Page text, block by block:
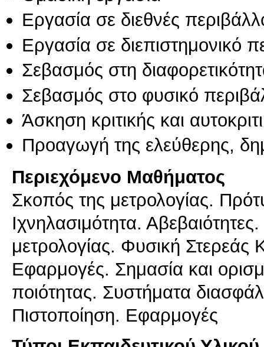
Εργασία σε διεθνές
Εργασία σε διεπιστημονικό
Σεβασμός στη
Σεβασμός στο φυσικό
Άσκηση κριτικής και
Προαγωγή της ελεύθερης,
Περιεχόμενο Μαθήματος
Σκοπός της μετρολογίας.
Ιχνηλασιμότητα.
μετρολογίας. Φυσική Στερεάς
Εφαρμογές. Σημασία και
ποιότητας. Συστήματα
Πιστοποίηση. Εφαρμογές